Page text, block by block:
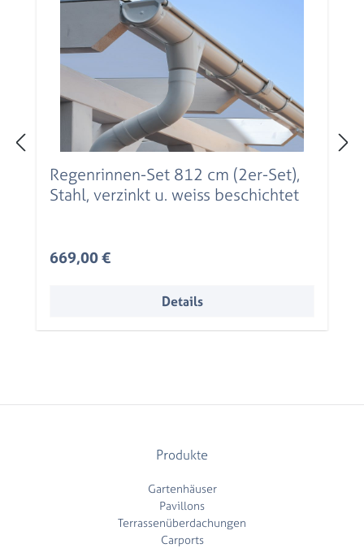
Regenrinnen-Set 812 cm (2er-Set),
Stahl, verzinkt u. weiss beschichtet
Regulärer Preis:
669,00 €
Details
Produkte
Gartenhäuser
Pavillons
Terrassenüberdachungen
Carports